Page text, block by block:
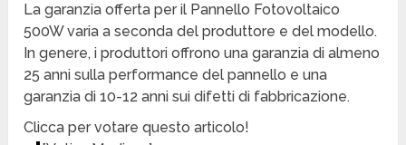
La garanzia offerta per il Pannello Fotovoltaico
500W varia a seconda del produttore e del modello.
In genere, i produttori offrono una garanzia di almeno
25 anni sulla performance del pannello e una
garanzia di 10-12 anni sui difetti di fabbricazione.
Clicca per votare questo articolo!